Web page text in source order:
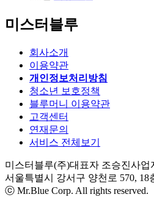
미스터블루
회사소개
이용약관
개인정보처리방침
청소년 보호정책
블루머니 이용약관
고객센터
연재문의
서비스 전체보기
미스터블루(주)대표자 조승진사업
서울특별시 강서구 양천로 570, 18
ⓒ Mr.Blue Corp. All rights reserved.